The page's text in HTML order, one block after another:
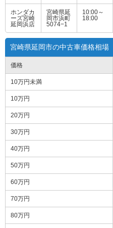
ホンダカ
ーズ宮崎
延岡浜店
宮崎県延
岡市浜町
5074−1
10:00～
18:00
宮崎県延岡市の中古車価格相場
価格
10万円未満
10万円
20万円
30万円
40万円
50万円
60万円
70万円
80万円